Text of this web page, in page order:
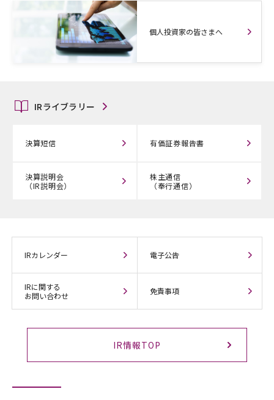
個人投資家の皆さまへ
IRライブラリー
決算短信 有価証券報告書
決算説明会
（IR説明会）
株主通信
（奉行通信）
IRカレンダー 電子公告
IRに関する
お問い合わせ
免責事項
IR情報TOP